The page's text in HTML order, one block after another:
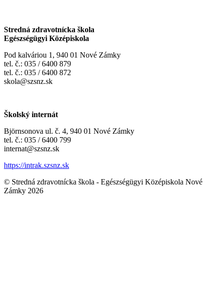
Stredná zdravotnícka škola
Egészségügyi Középiskola
Pod kalváriou 1, 940 01 Nové Zámky
tel. č.: 035 / 6400 879
tel. č.: 035 / 6400 872
skola@szsnz.sk
Školský internát
Björnsonova ul. č. 4, 940 01 Nové Zámky
tel. č.: 035 / 6400 799
internat@szsnz.sk
https://intrak.szsnz.sk
© Stredná zdravotnícka škola - Egészségügyi Középiskola Nové
Zámky 2026